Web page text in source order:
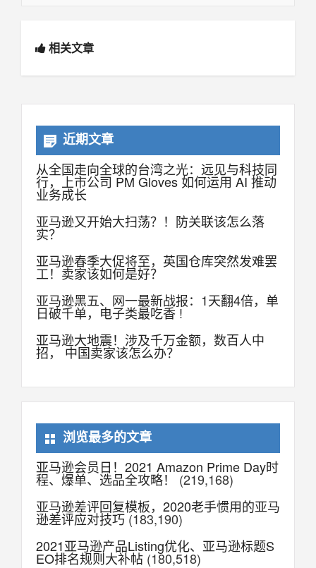
相关文章
近期文章
从全国走向全球的台湾之光：远见与科技同
行，上市公司 PM Gloves 如何运用 AI 推动
业务成长
亚马逊又开始大扫荡？！防关联该怎么落
实？
亚马逊春季大促将至，英国仓库突然发难罢
工！卖家该如何是好？
亚马逊黑五、网一最新战报：1天翻4倍，单
日破千单，电子类最吃香 !
亚马逊大地震！涉及千万金额，数百人中
招， 中国卖家该怎么办？
浏览最多的文章
亚马逊会员日！2021 Amazon Prime Day时
程、爆单、选品全攻略！
(219,168)
亚马逊差评回复模板，2020老手惯用的亚马
逊差评应对技巧(183,190)
2021亚马逊产品Listing优化、亚马逊标题S
EO排名规则大补帖 (180,518)